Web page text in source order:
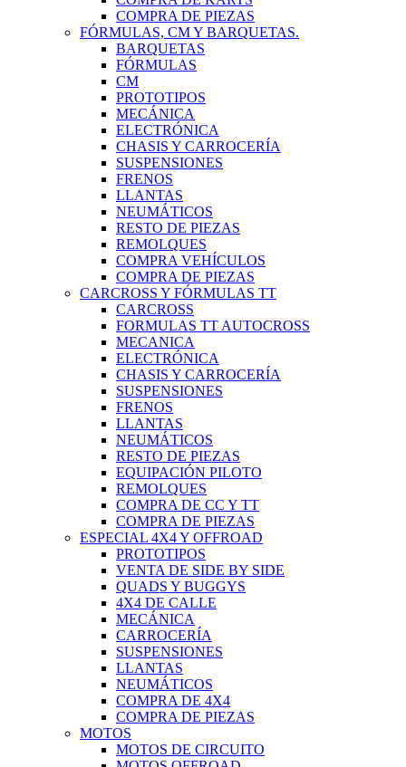
COMPRA DE PIEZAS
FÓRMULAS, CM Y BARQUETAS.
BARQUETAS
FÓRMULAS
CM
PROTOTIPOS
MECÁNICA
ELECTRÓNICA
CHASIS Y CARROCERÍA
SUSPENSIONES
FRENOS
LLANTAS
NEUMÁTICOS
RESTO DE PIEZAS
REMOLQUES
COMPRA VEHÍCULOS
COMPRA DE PIEZAS
CARCROSS Y FÓRMULAS TT
CARCROSS
FORMULAS TT AUTOCROSS
MECANICA
ELECTRÓNICA
CHASIS Y CARROCERÍA
SUSPENSIONES
FRENOS
LLANTAS
NEUMÁTICOS
RESTO DE PIEZAS
EQUIPACIÓN PILOTO
REMOLQUES
COMPRA DE CC Y TT
COMPRA DE PIEZAS
ESPECIAL 4X4 Y OFFROAD
PROTOTIPOS
VENTA DE SIDE BY SIDE
QUADS Y BUGGYS
4X4 DE CALLE
MECÁNICA
CARROCERÍA
SUSPENSIONES
LLANTAS
NEUMÁTICOS
COMPRA DE 4X4
COMPRA DE PIEZAS
MOTOS
MOTOS DE CIRCUITO